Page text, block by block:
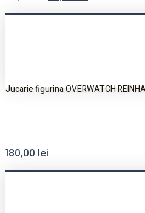
Jucarie figurina OVERWATCH
180,00 lei